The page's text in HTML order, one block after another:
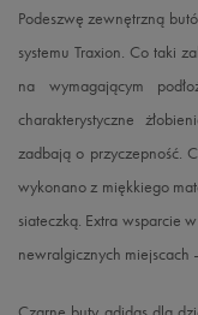
40 24,6 cm
Podeszwę zewnętrzną
systemu Traxion. Co taki
na wymagającym
charakterystyczne
zadbają o przyczepność.
wykonano z miękkiego
siateczką. Extra wsparcie
newralgicznych miejscach